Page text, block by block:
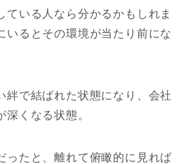
ている人なら分かるかもしれま
いるとその環境が当たり前にな
絆で結ばれた状態になり、会社
深くなる状態。
ったと、離れて俯瞰的に見れば